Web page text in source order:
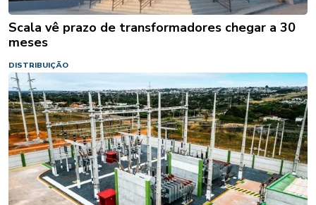
Scala vê prazo de transformadores chegar a 30
meses
DISTRIBUIÇÃO